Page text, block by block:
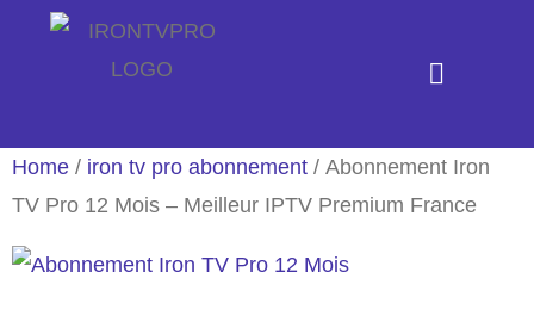
Home / iron tv pro abonnement​ / Abonnement Iron
TV Pro 12 Mois – Meilleur IPTV Premium France